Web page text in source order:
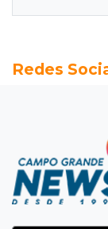
Seleções
Vigia é
dois
Redes